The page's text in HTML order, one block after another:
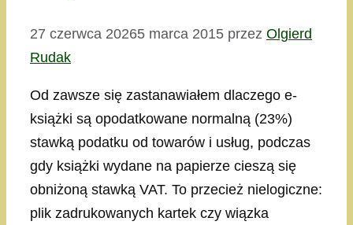
27 czerwca 20265 marca 2015 przez Olgierd
Rudak
Od zawsze się zastanawiałem dlaczego e-
książki są opodatkowane normalną (23%)
stawką podatku od towarów i usług, podczas
gdy książki wydane na papierze cieszą się
obniżoną stawką VAT. To przecież nielogiczne:
plik zadrukowanych kartek czy wiązka